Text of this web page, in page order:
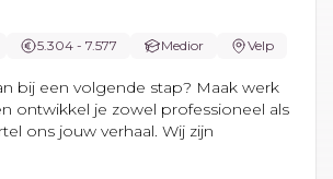
5.304 - 7.577 Medior Velp
bij een volgende stap? Maak werk
ontwikkel je zowel professioneel als
ons jouw verhaal. Wij zijn